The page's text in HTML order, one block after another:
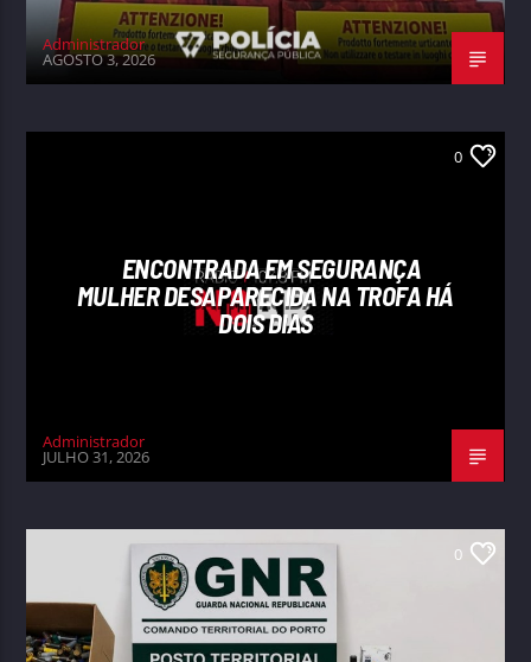
Administrador
AGOSTO 3, 2026
0
ENCONTRADA EM SEGURANÇA
MULHER DESAPARECIDA NA TROFA HÁ
DOIS DIAS
Administrador
JULHO 31, 2026
0